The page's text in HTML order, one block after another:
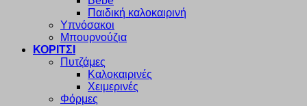
Παιδική καλοκαιρινή
Υπνόσακοι
Μπουρνούζια
ΚΟΡΙΤΣΙ
Πυτζάμες
Καλοκαιρινές
Χειμερινές
Φόρμες